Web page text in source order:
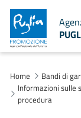
Home
Bandi di
Informazioni sulle
procedura